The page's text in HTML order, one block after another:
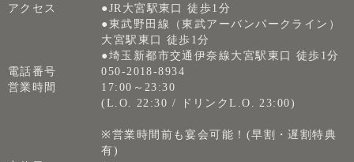
アクセス
●JR大宮駅東口 徒歩1分
●東武野田線（東武アーバンパークライン）
大宮駅東口 徒歩1分
●埼玉新都市交通伊奈線大宮駅東口 徒歩1分
電話番号
050-2018-8934
営業時間
17:00～23:30
(L.O. 22:30 / ドリンクL.O. 23:00)
※営業時間前も宴会可能！(早割・遅割特典
有)